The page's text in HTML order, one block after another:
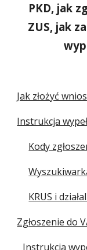
PKD, jak
ZUS, jak
Jak złożyć
Instrukcja
Kody
KRUS i
Zgłoszenie do
Instrukcja